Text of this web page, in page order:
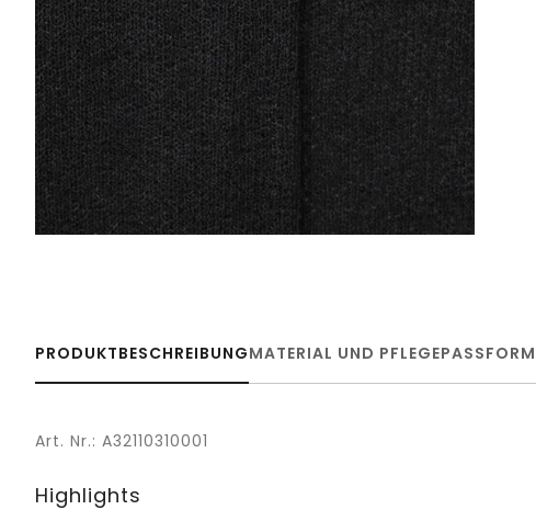
PRODUKTBESCHREIBUNGMATERIAL UND PFLEGEPASSFORM
Art. Nr.: A32110310001
Highlights